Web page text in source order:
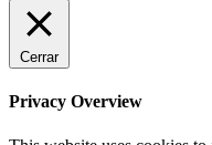
Cerrar
Privacy Overview